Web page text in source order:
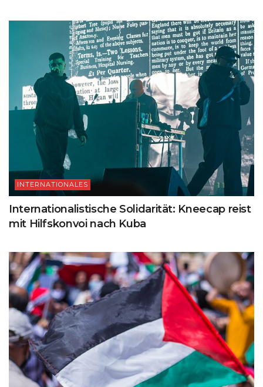
INTERNATIONALES
Internationalistische Solidarität: Kneecap reist
mit Hilfskonvoi nach Kuba